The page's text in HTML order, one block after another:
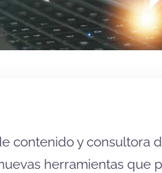
contenido y consultora
herramientas que